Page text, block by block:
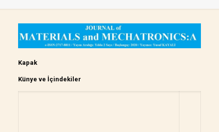
Kapak
Künye ve İçindekiler